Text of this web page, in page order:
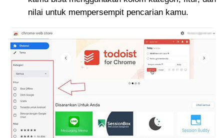
nilai untuk mempersempit pencarian kamu.